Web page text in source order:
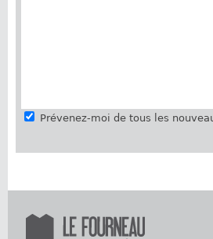
Prévenez-moi de tous les